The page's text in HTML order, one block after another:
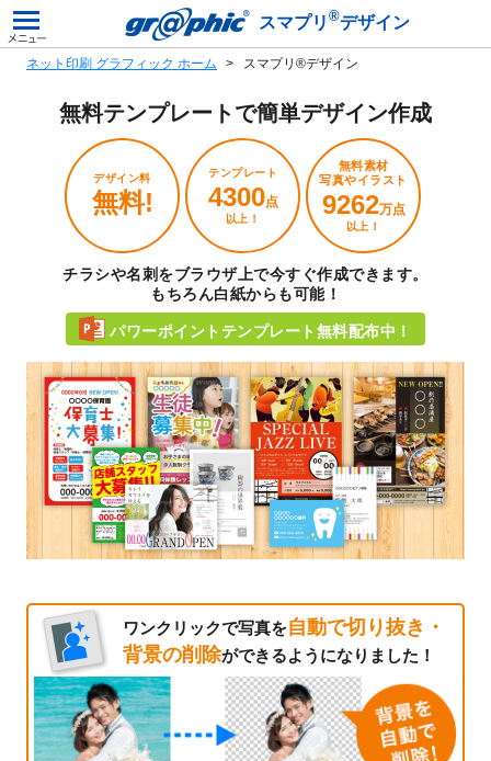
スマプリ ®デザイン
ネット印刷 グラフィック ホーム スマプリ®デザイン
無料テンプレートで簡単デザイン作成
デザイン料
無料!
テンプレート
4300点
以上！
無料素材
写真やイラスト
9262万点
以上！
チラシや名刺をブラウザ上で今すぐ作成できます。
もちろん白紙からも可能！
パワーポイントテンプレート無料配布中！
ワンクリックで写真を自動で切り抜き・
背景の削除ができるようになりました！